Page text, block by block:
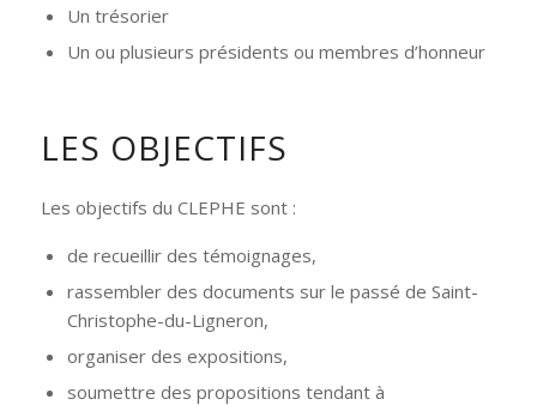
Un trésorier
Un ou plusieurs présidents ou membres d’honneur
LES OBJECTIFS
Les objectifs du CLEPHE sont :
de recueillir des témoignages,
rassembler des documents sur le passé de Saint-
Christophe-du-Ligneron,
organiser des expositions,
soumettre des propositions tendant à